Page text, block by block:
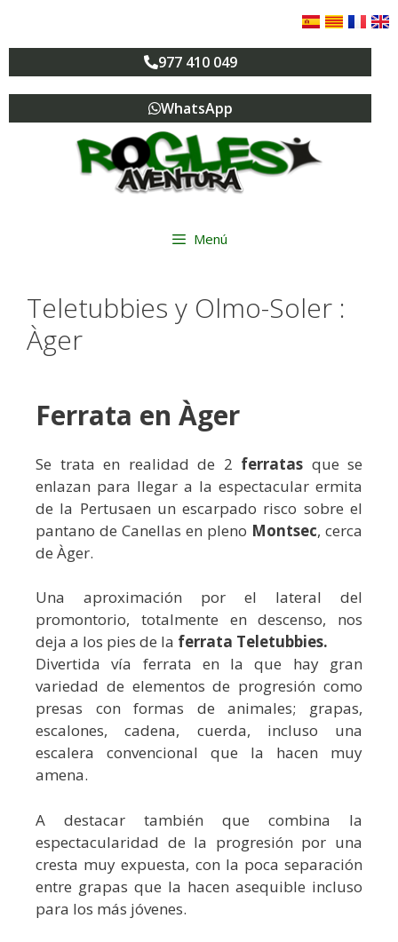
977 410 049
WhatsApp
Menú
Teletubbies y Olmo-Soler :
Àger
Ferrata en Àger
Se trata en realidad de 2 ferratas que se
enlazan para llegar a la espectacular ermita
de la Pertusaen un escarpado risco sobre el
pantano de Canellas en pleno Montsec, cerca
de Àger.
Una aproximación por el lateral del
promontorio, totalmente en descenso, nos
deja a los pies de la ferrata Teletubbies.
Divertida vía ferrata en la que hay gran
variedad de elementos de progresión como
presas con formas de animales; grapas,
escalones, cadena, cuerda, incluso una
escalera convencional que la hacen muy
amena.
A destacar también que combina la
espectacularidad de la progresión por una
cresta muy expuesta, con la poca separación
entre grapas que la hacen asequible incluso
para los más jóvenes.